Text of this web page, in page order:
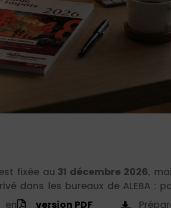
fixée au 31 décembre 2026,
dans les bureaux de ALEBA :
en
version PDF
.